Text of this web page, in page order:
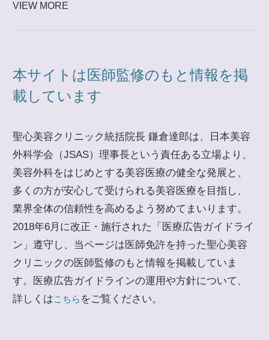
VIEW MORE
本サイトは医師監修のもと情報を掲
載しています
聖心美容クリニック統括院長 鎌倉達郎は、日本美容
外科学会（JSAS）理事長という責任ある立場より、
美容外科をはじめとする美容医療の健全な発展と、
多くの方が安心して受けられる美容医療を目指し、
業界全体の信頼性を高めるよう努めてまいります。
2018年6月に改正・施行された「医療広告ガイドライ
ン」遵守し、当ページは医師免許を持った聖心美容
クリニックの医師監修のもと情報を掲載していま
す。医療広告ガイドラインの運用や方針について、
詳しくはこちら をご覧ください。